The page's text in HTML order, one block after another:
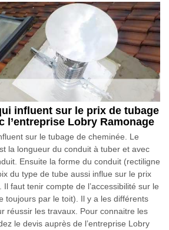
influent sur le prix de tubage
l’entreprise Lobry Ramonage
sur le tubage de cheminée. Le
la longueur du conduit à tuber et avec
Ensuite la forme du conduit (rectiligne
du type de tube aussi influe sur le prix
faut tenir compte de l’accessibilité sur le
toujours par le toit). Il y a les différents
réussir les travaux. Pour connaitre les
le devis auprès de l’entreprise Lobry